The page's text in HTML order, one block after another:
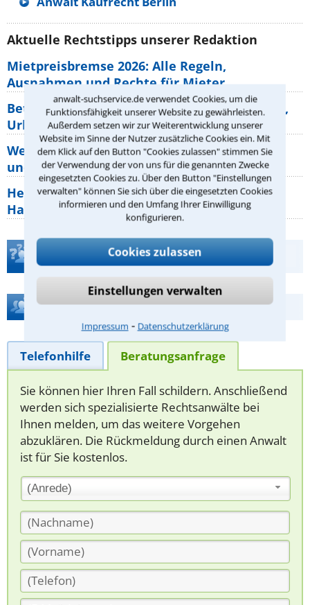
anwalt-suchservice.de verwendet Cookies, um die
Funktionsfähigkeit unserer Website zu gewährleisten.
Außerdem setzen wir zur Weiterentwicklung unserer
Website im Sinne der Nutzer zusätzliche Cookies ein. Mit
dem Klick auf den Button "Cookies zulassen" stimmen Sie
der Verwendung der von uns für die genannten Zwecke
eingesetzten Cookies zu. Über den Button "Einstellungen
verwalten" können Sie sich über die eingesetzten Cookies
informieren und den Umfang Ihrer Einwilligung
konfigurieren.
Cookies zulassen
Einstellungen verwalten
Impressum ⁃ Datenschutzerklärung
Aktuelle Rechtstipps unserer Redaktion
Mietpreisbremse 2026: Alle Regeln,
Ausnahmen und Rechte für Mieter
Betriebsausflug: 11 Antworten zu Teilnahme,
Urlaub, Arbeitszeit
Welche Rechte hat der Käufer eines Pferdes
und wie macht man sie
Heizungsaustausch abgesagt: Was müssen
Hauseigentümer jetzt zum Thema
Teste Dein Rechtswissen
Hilfe bei Ihrer Anwaltsuche?
Telefonhilfe Beratungsanfrage
Sie können hier Ihren Fall schildern. Anschließend
werden sich spezialisierte Rechtsanwälte bei
Ihnen melden, um das weitere Vorgehen
abzuklären. Die Rückmeldung durch einen Anwalt
ist für Sie kostenlos.
(Anrede)